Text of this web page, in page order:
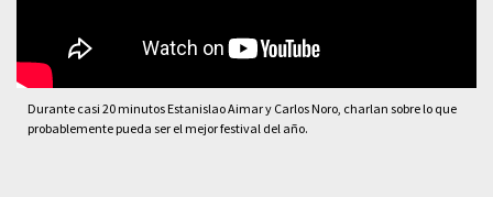
Durante casi 20 minutos Estanislao Aimar y Carlos Noro, charlan sobre lo que
probablemente pueda ser el mejor festival del año.